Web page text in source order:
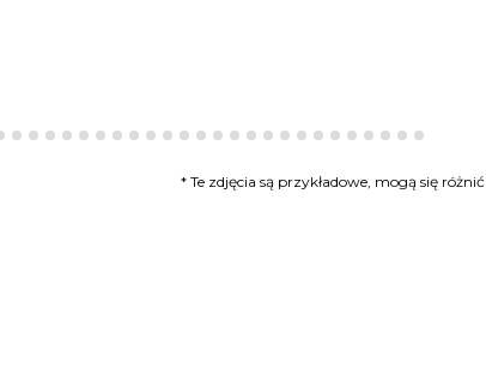
* Te zdjęcia są przykładowe, mogą się